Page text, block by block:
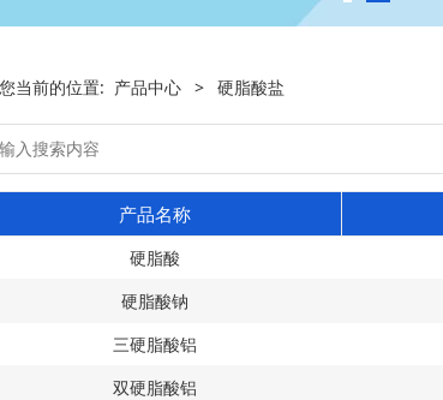
您当前的位置: 产品中心 > 硬脂酸盐
产品名称
硬脂酸
硬脂酸钠
三硬脂酸铝
双硬脂酸铝